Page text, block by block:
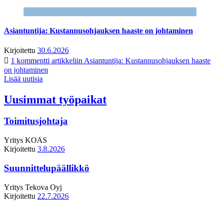
Asiantuntija: Kustannusohjauksen haaste on johtaminen
Kirjoitettu 30.6.2026
1 kommentti artikkeliin Asiantuntija: Kustannusohjauksen haaste
on johtaminen
Lisää uutisia
Uusimmat työpaikat
Toimitusjohtaja
Yritys KOAS
Kirjoitettu 3.8.2026
Suunnittelupäällikkö
Yritys Tekova Oyj
Kirjoitettu 22.7.2026